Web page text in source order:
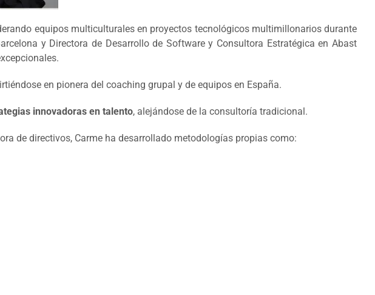
equipos multiculturales en proyectos tecnológicos multimillonarios durante
y Directora de Desarrollo de Software y Consultora Estratégica en Abast
en pionera del coaching grupal y de equipos en España.
innovadoras en talento, alejándose de la consultoría tradicional.
de directivos, Carme ha desarrollado metodologías propias como: